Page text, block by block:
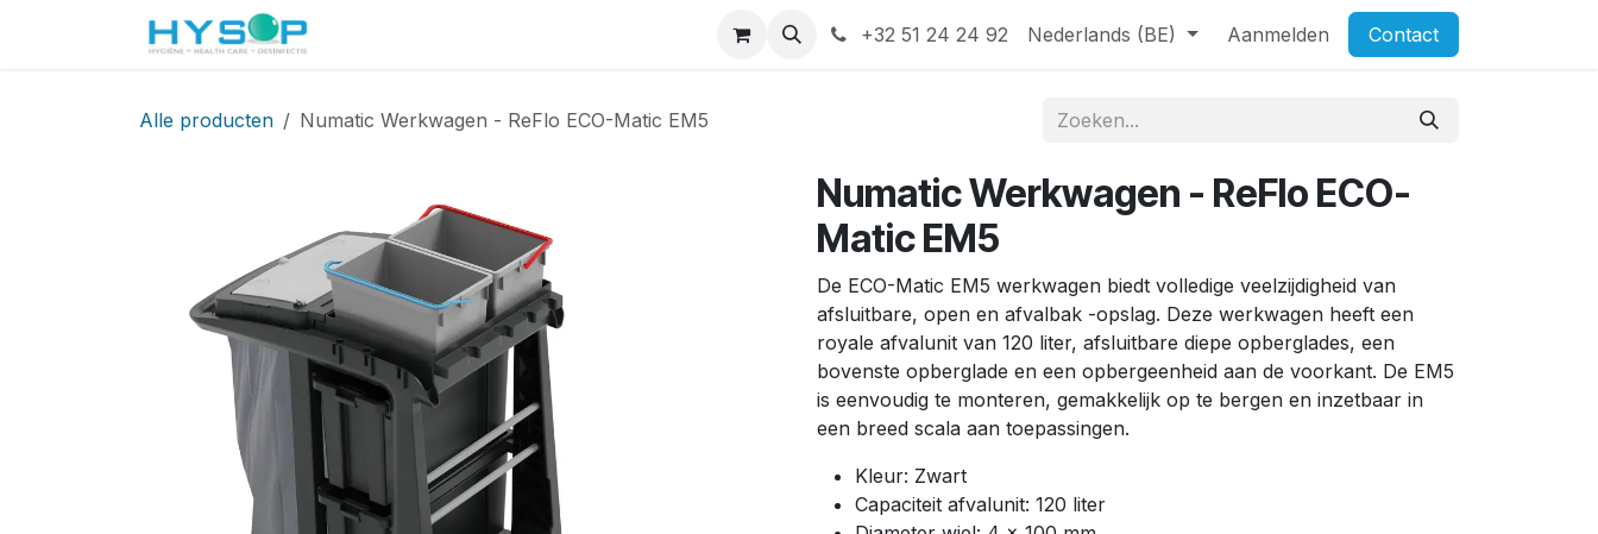
+32 51 24 24 92 Nederlands (BE) Aanmelden Contact
Alle producten Numatic Werkwagen - ReFlo ECO-Matic EM5
Numatic Werkwagen - ReFlo ECO-
Matic EM5
De ECO-Matic EM5 werkwagen biedt volledige veelzijdigheid van
afsluitbare, open en afvalbak -opslag. Deze werkwagen heeft een
royale afvalunit van 120 liter, afsluitbare diepe opberglades, een
bovenste opberglade en een opbergeenheid aan de voorkant. De EM5
is eenvoudig te monteren, gemakkelijk op te bergen en inzetbaar in
een breed scala aan toepassingen.
Kleur: Zwart
Capaciteit afvalunit: 120 liter